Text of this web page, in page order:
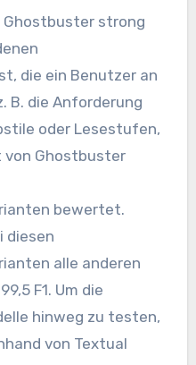
Ghostbuster strong
die ein Benutzer an
B. die Anforderung
oder Lesestufen,
von Ghostbuster
bewertet.
diesen
alle anderen
F1. Um die
hinweg zu testen,
von Textual